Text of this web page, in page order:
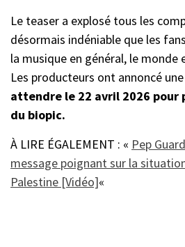
Le teaser a explosé tous les
désormais indéniable que les
la musique en général, le
Les producteurs ont annoncé
attendre le 22 avril 2026
du biopic.
À LIRE ÉGALEMENT : « Pep
message poignant sur la
Palestine [Vidéo]«